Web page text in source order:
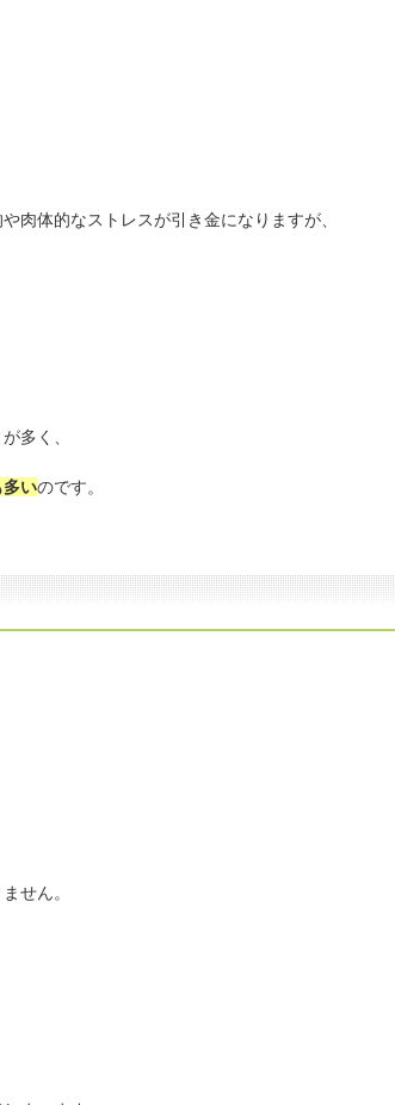
肉体的なストレスが引き金になりますが、
多く、
多いのです。
せん。